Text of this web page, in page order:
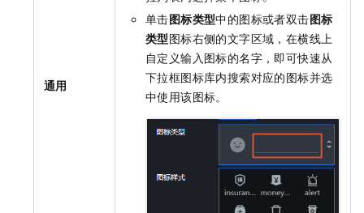
通用
单击图标类型中的图标或者双击图标
类型图标右侧的文字区域，在横线上
自定义输入图标的名字，即可快速从
下拉框图标库内搜索对应的图标并选
中使用该图标。